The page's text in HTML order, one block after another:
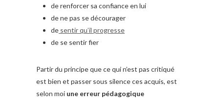
de renforcer sa confiance en lui
de ne pas se décourager
de sentir qu’il progresse
de se sentir fier
Partir du principe que ce qui n’est pas critiqué
est bien et passer sous silence ces acquis, est
selon moi une erreur pédagogique